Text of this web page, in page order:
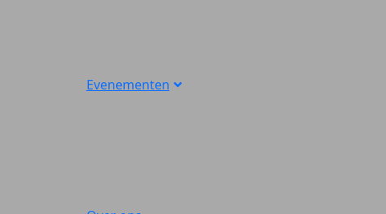
Evenementen